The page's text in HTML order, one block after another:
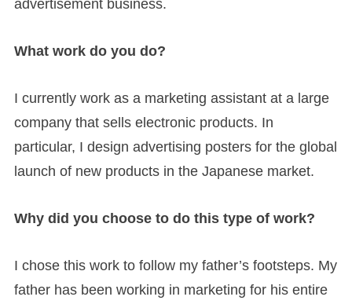
advertisement business.
What work do you do?
I currently work as a marketing assistant at a large
company that sells electronic products. In
particular, I design advertising posters for the global
launch of new products in the Japanese market.
Why did you choose to do this type of work?
I chose this work to follow my father’s footsteps. My
father has been working in marketing for his entire